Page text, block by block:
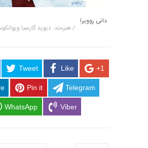
دانی روویرا
/ هنرمند: دیوید گارسیا
Tweet Like +1
Pin it Telegram
WhatsApp Viber